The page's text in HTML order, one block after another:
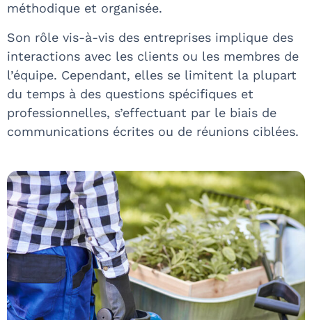
méthodique et organisée.
Son rôle vis-à-vis des entreprises implique des
interactions avec les clients ou les membres de
l’équipe. Cependant, elles se limitent la plupart
du temps à des questions spécifiques et
professionnelles, s’effectuant par le biais de
communications écrites ou de réunions ciblées.